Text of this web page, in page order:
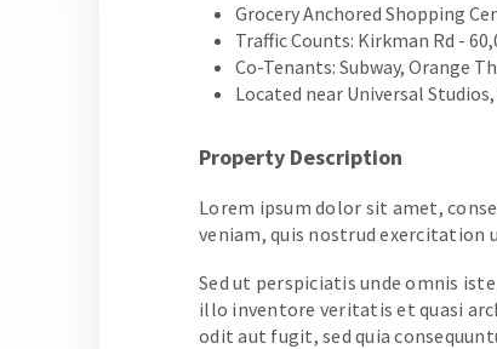
Grocery Anchored Shopping
Traffic Counts: Kirkman Rd -
Co-Tenants: Subway, Orange
Located near Universal
Property Description
Lorem ipsum dolor sit amet,
veniam, quis nostrud exercitation
Sed ut perspiciatis unde omnis
illo inventore veritatis et quasi
odit aut fugit, sed quia